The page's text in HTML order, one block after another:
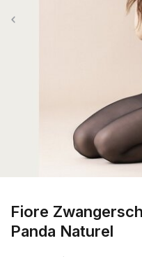
Fiore
Panda Naturel